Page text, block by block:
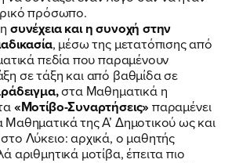
ΕΣΥ
πρόσωπο.
ησυνέχεια και η συνοχή στην
, μέσω της μετατόπισης από
πεδία που παραμένουν
σε τάξη και από βαθμίδα σε
στα Μαθηματικά η
«Μοτίβο-Συναρτήσεις» παραμένει
της Α’ Δημοτικού ως και
Λύκειο: αρχικά, ο μαθητής
αριθμητικά μοτίβα, έπειτα πιο